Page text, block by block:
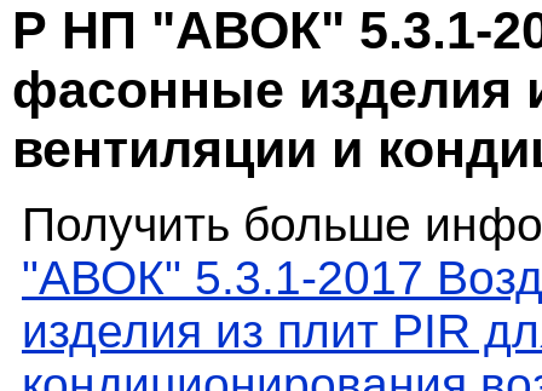
Р НП "АВОК" 5.3.1-
фасонные изделия
вентиляции и
Получить больше
"АВОК" 5.3.1-2017
изделия из плит PIR